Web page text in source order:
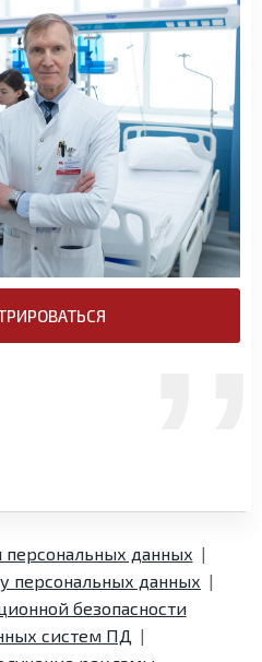
данных
персональных данных
безопасности
систем ПД